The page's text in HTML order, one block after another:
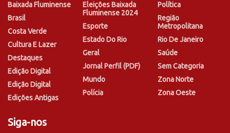
Baixada Fluminense
Brasil
Costa Verde
Cultura E Lazer
Destaques
Edição Digital
Edição Digital
Edições Antigas
Eleições Baixada
Fluminense 2024
Esporte
Estado Do Rio
Geral
Jornal Perfil (PDF)
Mundo
Polícia
Política
Região
Metropolitana
Rio De Janeiro
Saúde
Sem Categoria
Zona Norte
Zona Oeste
Siga-nos